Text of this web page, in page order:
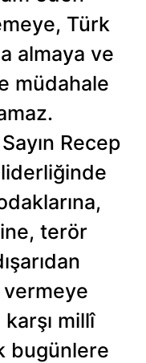
çerezlerle ilgili bilgi
Türk
almaya ve
müdahale
Recep
terör
millî
bugünlere